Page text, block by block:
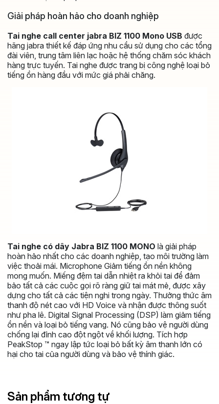
Giải pháp hoàn hảo cho doanh nghiệp
Tai nghe call center jabra BIZ 1100 Mono USB được
hãng jabra thiết kế đáp ứng nhu cầu sử dụng cho các tổng
đài viên, trung tâm liên lạc hoặc hệ thống chăm sóc khách
hàng trực tuyến. Tai nghe được trang bị công nghệ loại bỏ
tiếng ồn hàng đầu với mức giá phải chăng.
Tai nghe có dây Jabra BIZ 1100 MONO là giải pháp
hoàn hảo nhất cho các doanh nghiệp, tạo môi trường làm
việc thoải mái. Microphone Giảm tiếng ồn nền không
mong muốn. Miếng đệm tai dẫn nhiệt ra khỏi tai để đảm
bảo tất cả các cuộc gọi rõ ràng giữ tai mát mẻ, được xây
dựng cho tất cả các tiện nghi trong ngày. Thưởng thức âm
thanh độ nét cao với HD Voice và nhận được thông suốt
như pha lê. Digital Signal Processing (DSP) làm giảm tiếng
ồn nền và loại bỏ tiếng vang. Nó cũng bảo vệ người dùng
chống lại đỉnh cao đột ngột về khối lượng. Tích hợp
PeakStop ™ ngay lập tức loại bỏ bất kỳ âm thanh lớn có
hại cho tai của người dùng và bảo vệ thính giác.
Sản phẩm tương tự